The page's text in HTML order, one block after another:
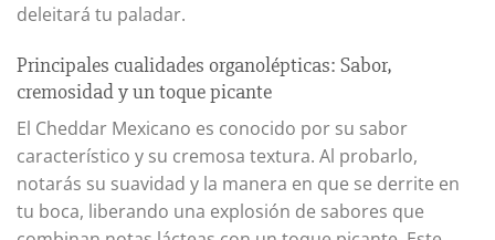
deleitará tu paladar.
Principales cualidades organolépticas: Sabor,
cremosidad y un toque picante
El Cheddar Mexicano es conocido por su sabor
característico y su cremosa textura. Al probarlo,
notarás su suavidad y la manera en que se derrite en
tu boca, liberando una explosión de sabores que